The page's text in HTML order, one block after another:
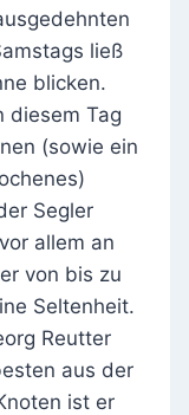
ließ
blicken.
diesem Tag
(sowie ein
Segler
allem an
von bis zu
Seltenheit.
Reutter
aus der
ist er